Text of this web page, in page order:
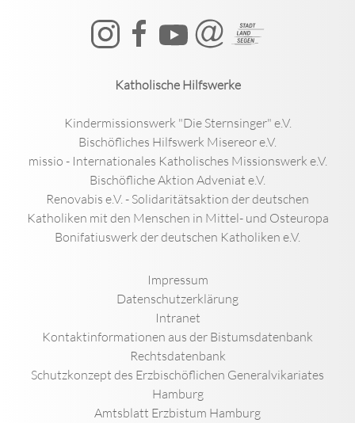
Katholische Hilfswerke
Kindermissionswerk "Die Sternsinger" e.V.
Bischöfliches Hilfswerk Misereor e.V.
missio - Internationales Katholisches Missionswerk e.V.
Bischöfliche Aktion Adveniat e.V.
Renovabis e.V. - Solidaritätsaktion der deutschen
Katholiken mit den Menschen in Mittel- und Osteuropa
Bonifatiuswerk der deutschen Katholiken e.V.
Impressum
Datenschutzerklärung
Intranet
Kontaktinformationen aus der Bistumsdatenbank
Rechtsdatenbank
Schutzkonzept des Erzbischöflichen Generalvikariates
Hamburg
Amtsblatt Erzbistum Hamburg